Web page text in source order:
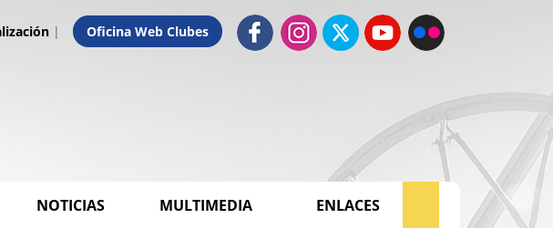
| Oficina Web Clubes
NOTICIAS MULTIMEDIA ENLACES